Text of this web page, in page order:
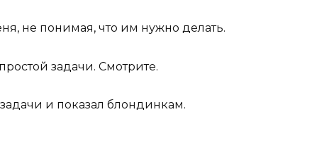
не понимая, что им нужно делать.
задачи. Смотрите.
и показал блондинкам.